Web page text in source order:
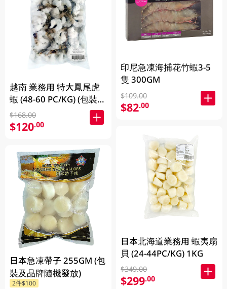
越南 業務用 特大鳳尾虎
蝦 (48-60 PC/KG) (包裝及
品牌隨機發放)
$168.00
$120.00
日本急凍帶子 255GM (包
裝及品牌隨機發放)
2件$100
印尼急凍海捕花竹蝦3-5
隻 300GM
$109.00
$82.00
日本北海道業務用 蝦夷扇
貝 (24-44PC/KG) 1KG
$349.00
$299.00